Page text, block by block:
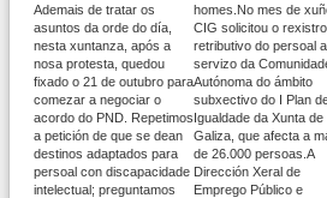
Ademais de tratar os
asuntos da orde do día,
nesta xuntanza, após a
nosa protesta, quedou
fixado o 21 de outubro para
comezar a negociar o
acordo do PND. Repetimos
a petición de que se dean
destinos adaptados para
persoal con discapacidade
intelectual; preguntamos
homes.No mes de
CIG solicitou o rexistro
retributivo do persoal
servizo da
Autónoma do ámbito
subxectivo do I Plan
Igualdade da Xunta de
Galiza, que afecta a
de 26.000 persoas.A
Dirección Xeral de
Emprego Público e